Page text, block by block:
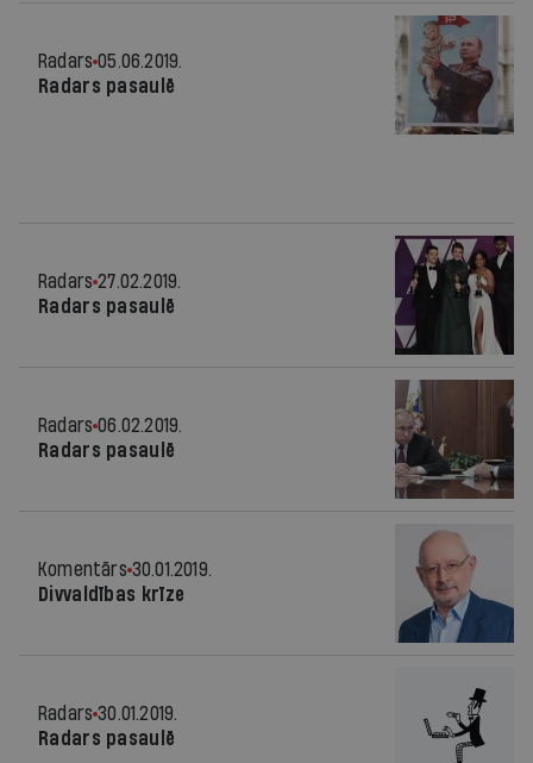
Radars 05.06.2019.
Radars pasaulē
Radars 27.02.2019.
Radars pasaulē
Radars 06.02.2019.
Radars pasaulē
Komentārs 30.01.2019.
Divvaldības krīze
Radars 30.01.2019.
Radars pasaulē